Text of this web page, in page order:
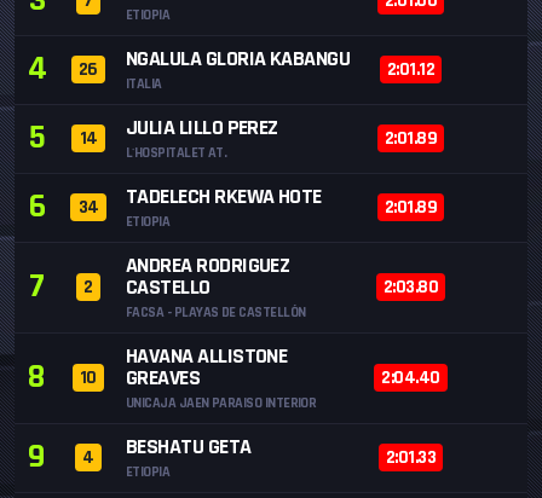
ETIOPIA
4 26 NGALULA GLORIA KABANGU
ITALIA
2:01.12
5 14 JULIA LILLO PEREZ
L'HOSPITALET AT.
2:01.89
6 34 TADELECH RKEWA HOTE
ETIOPIA
2:01.89
7 2
ANDREA RODRIGUEZ
CASTELLO
FACSA - PLAYAS DE CASTELLÓN
2:03.80
8 10
HAVANA ALLISTONE
GREAVES
UNICAJA JAEN PARAISO INTERIOR
2:04.40
9 4 BESHATU GETA
ETIOPIA
2:01.33